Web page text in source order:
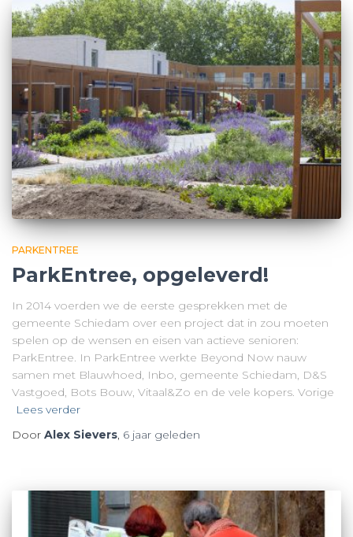
PARKENTREE
ParkEntree, opgeleverd!
In 2014 voerden we de eerste gesprekken met de
gemeente Schiedam over een project dat in zou moeten
spelen op de wensen en eisen van actieve senioren:
ParkEntree. In ParkEntree werkte Beyond Now nauw
samen met Blauwhoed, Inbo, gemeente Schiedam, D&S
Vastgoed, Bots Bouw, Vitaal&Zo en de vele kopers. Vorige
Lees verder
Door Alex Sievers, 6 jaar geleden